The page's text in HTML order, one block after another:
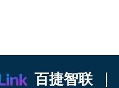
百捷智联